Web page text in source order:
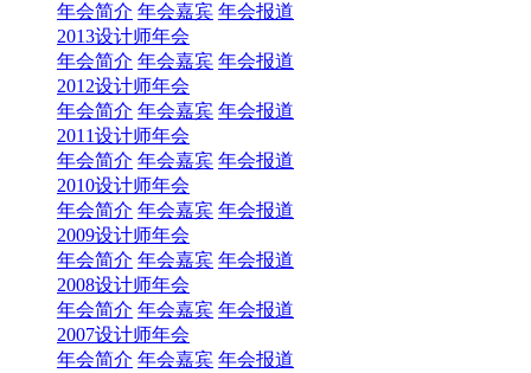
年会简介 年会嘉宾 年会报道
2013设计师年会
年会简介 年会嘉宾 年会报道
2012设计师年会
年会简介 年会嘉宾 年会报道
2011设计师年会
年会简介 年会嘉宾 年会报道
2010设计师年会
年会简介 年会嘉宾 年会报道
2009设计师年会
年会简介 年会嘉宾 年会报道
2008设计师年会
年会简介 年会嘉宾 年会报道
2007设计师年会
年会简介 年会嘉宾 年会报道